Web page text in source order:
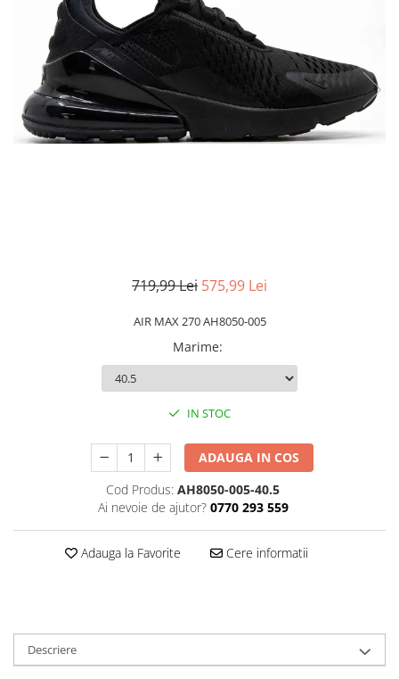
Slapi barbati
Mocasini
Pantofi sport femei
Slapi femei
Sandale & Slapi copii
719,99 Lei 575,99 Lei
AIR MAX 270 AH8050-005
Marime:
IN STOC
ADAUGA IN COS
Cod Produs: AH8050-005-40.5
Ai nevoie de ajutor? 0770 293 559
Adauga la Favorite Cere informatii
Descriere